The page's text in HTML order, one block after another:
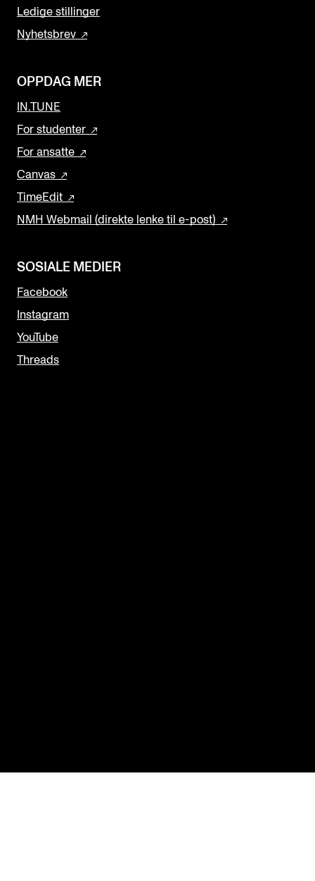
Ledige stillinger
Nyhetsbrev
OPPDAG MER
IN.TUNE
For studenter
For ansatte
Canvas
TimeEdit
NMH Webmail (direkte lenke til e-post)
SOSIALE MEDIER
Facebook
Instagram
YouTube
Threads